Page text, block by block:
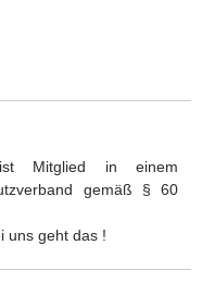
Mitglied in einem
gemäß § 60
uns geht das !